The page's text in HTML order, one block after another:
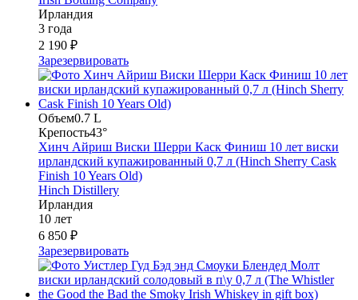
Ирландия
3 года
2 190 ₽
Зарезервировать
Объем0.7 L
Крепость43°
Хинч Айриш Виски Шерри Каск Финиш 10 лет виски
ирландский купажированный 0,7 л (Hinch Sherry Cask
Finish 10 Years Old)
Hinch Distillery
Ирландия
10 лет
6 850 ₽
Зарезервировать